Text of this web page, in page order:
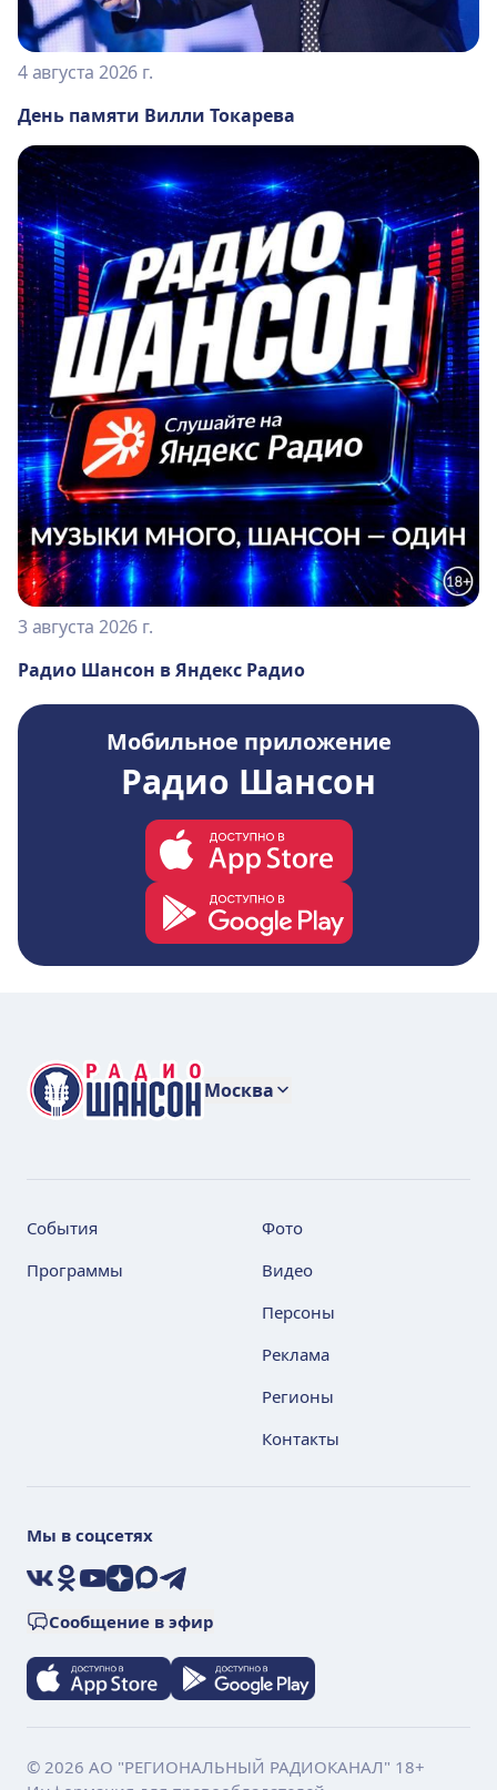
4 августа 2026 г.
День памяти Вилли Токарева
3 августа 2026 г.
Радио Шансон в Яндекс Радио
Мобильное приложение
Радио Шансон
Москва
События
Программы
Фото
Видео
Персоны
Реклама
Регионы
Контакты
Мы в соцсетях
VKOkYouTube
ДзенMaxTelegram
Сообщение в эфир
© 2026 АО "РЕГИОНАЛЬНЫЙ РАДИОКАНАЛ" 18+